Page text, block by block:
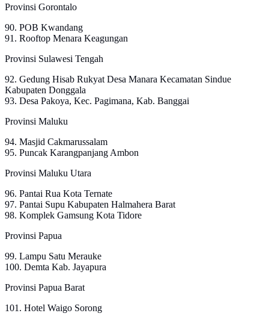
Provinsi Gorontalo
90. POB Kwandang
91. Rooftop Menara Keagungan
Provinsi Sulawesi Tengah
92. Gedung Hisab Rukyat Desa Manara Kecamatan Sindue
Kabupaten Donggala
93. Desa Pakoya, Kec. Pagimana, Kab. Banggai
Provinsi Maluku
94. Masjid Cakmarussalam
95. Puncak Karangpanjang Ambon
Provinsi Maluku Utara
96. Pantai Rua Kota Ternate
97. Pantai Supu Kabupaten Halmahera Barat
98. Komplek Gamsung Kota Tidore
Provinsi Papua
99. Lampu Satu Merauke
100. Demta Kab. Jayapura
Provinsi Papua Barat
101. Hotel Waigo Sorong